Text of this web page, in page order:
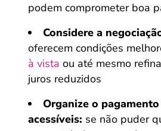
podem comprometer boa
Considere a
oferecem condições
à vista ou até mesmo
juros reduzidos
Organize o
acessíveis: se não puder